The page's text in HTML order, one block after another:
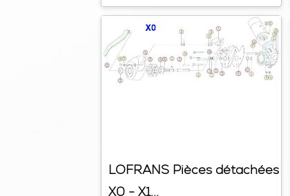
LOFRANS Pièces détachées
X0 - X1...